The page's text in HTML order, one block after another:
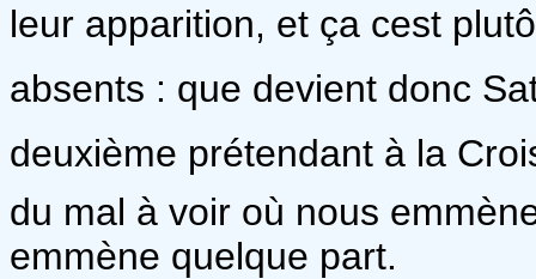
leur apparition, et ça cest
absents : que devient donc
deuxième prétendant à la
du mal à voir où nous
emmène quelque part.